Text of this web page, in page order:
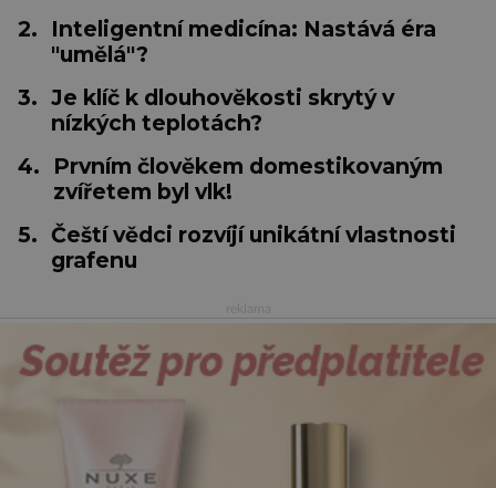
2.
Inteligentní medicína: Nastává éra
"umělá"?
3. Je klíč k dlouhověkosti skrytý v
nízkých teplotách?
4.
Prvním člověkem domestikovaným
zvířetem byl vlk!
5. Čeští vědci rozvíjí unikátní vlastnosti
grafenu